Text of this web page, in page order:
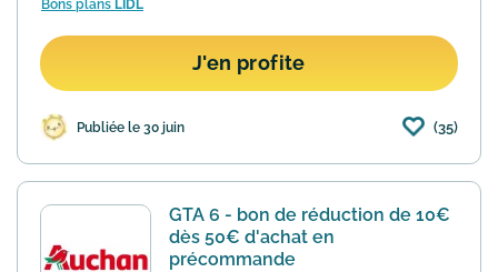
Bons plans LIDL
J'en profite
Publiée le 30 juin (35)
GTA 6 - bon de réduction de 10€
dès 50€ d'achat en
précommande